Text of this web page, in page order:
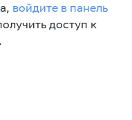
войдите в панель
доступ к